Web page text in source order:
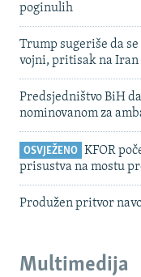
poginulih
Trump sugeriše da
vojni, pritisak na Iran
Predsjedništvo BiH
nominovanom za
OSVJEŽENO
KFOR
prisustva na mostu
Produžen pritvor
Multimedija